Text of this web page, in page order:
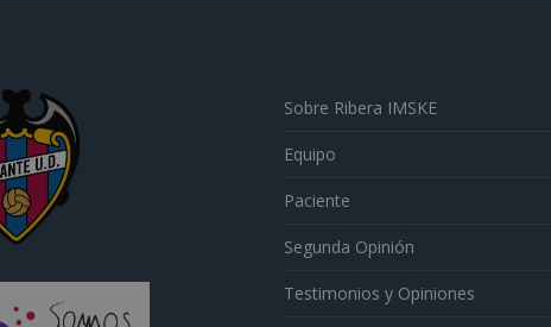
Sobre Ribera IMSKE
Equipo
Paciente
Segunda Opinión
Testimonios y Opiniones